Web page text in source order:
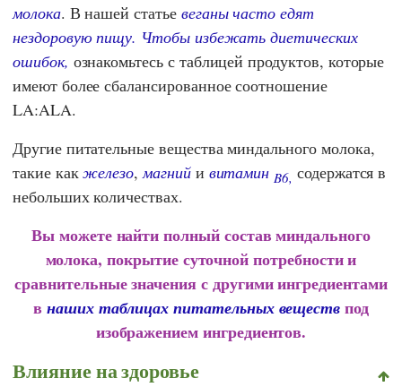
молока. В нашей статье веганы часто едят
нездоровую пищу. Чтобы избежать диетических
ошибок, ознакомьтесь с таблицей продуктов, которые
имеют более сбалансированное соотношение
LA:ALA.
Другие питательные вещества миндального молока,
такие какжелезо,магнийи витамин B6, содержатся в
небольших количествах.
Вы можете найти полный состав миндального
молока, покрытие суточной потребности и
сравнительные значения с другими ингредиентами
в наших таблицах питательных веществ под
изображением ингредиентов.
Влияние на здоровье